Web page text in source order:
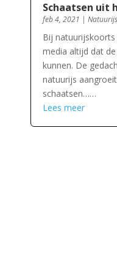
Schaatsen uit
feb 4, 2021 |
Bij
media altijd dat
kunnen. De
natuurijs
schaatsen……
Lees meer